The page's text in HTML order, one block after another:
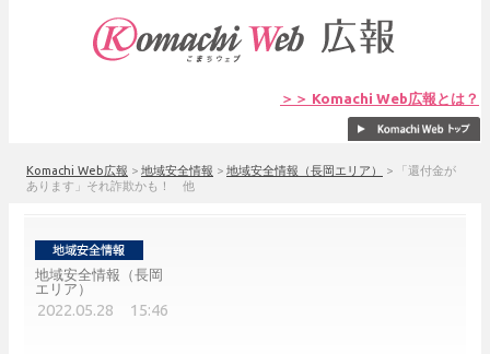
＞＞ Komachi Web広報とは？
Komachi Web広報 > 地域安全情報 > 地域安全情報（長岡エリア） >
「還付金が
あります」それ詐欺かも！ 他
地域安全情報（長岡
エリア）
2022.05.28 15:46